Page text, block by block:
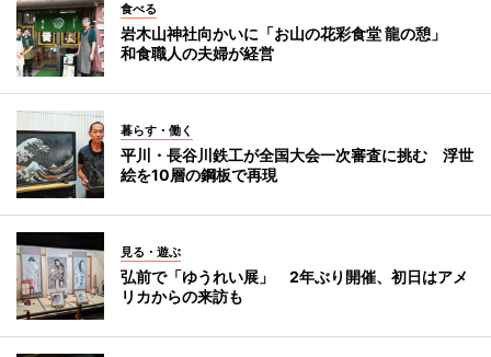
食べる
岩木山神社向かいに「お山の花彩食堂 龍の憩」
和食職人の夫婦が経営
暮らす・働く
平川・長谷川鉄工が全国大会一次審査に挑む 浮世
絵を10層の鋼板で再現
見る・遊ぶ
弘前で「ゆうれい展」 2年ぶり開催、初日はアメ
リカからの来訪も